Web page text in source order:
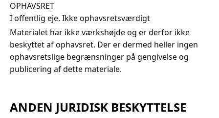
OPHAVSRET
I offentlig eje. Ikke ophavsretsværdigt
Materialet har ikke værkshøjde og er derfor ikke
beskyttet af ophavsret. Der er dermed heller ingen
ophavsretslige begrænsninger på gengivelse og
publicering af dette materiale.
ANDEN JURIDISK BESKYTTELSE